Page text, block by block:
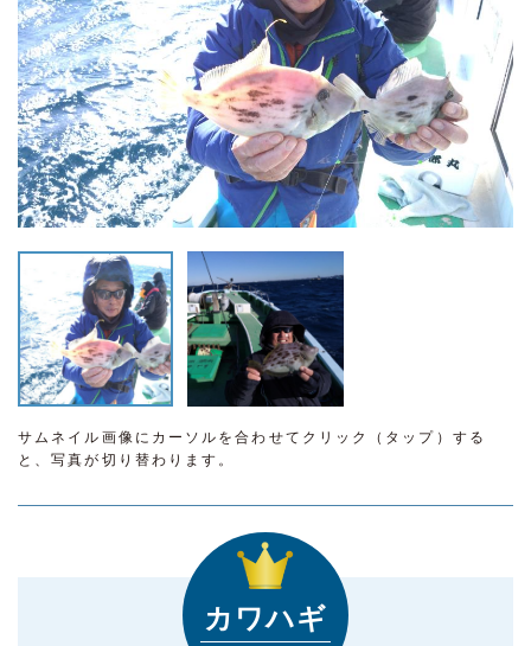
サムネイル画像にカーソルを合わせてクリック（タップ）する
と、写真が切り替わります。
カワハギ